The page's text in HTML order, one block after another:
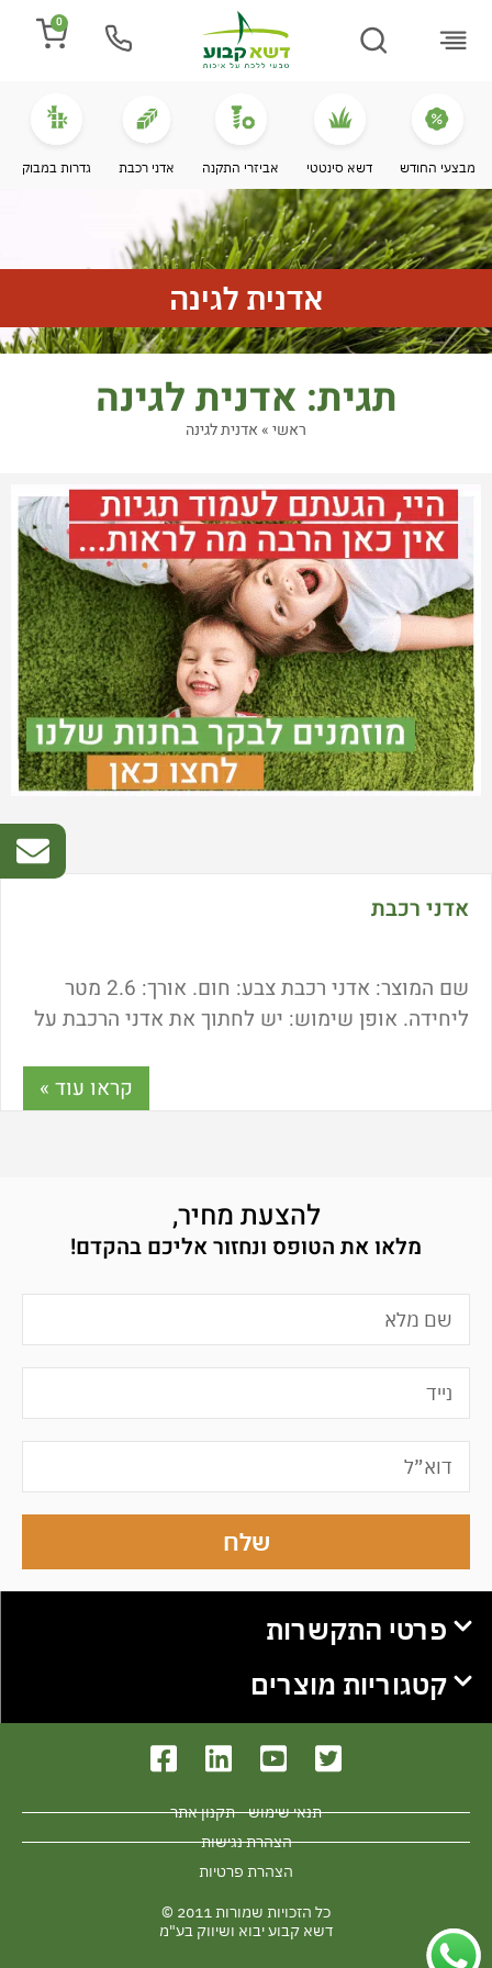
0
מבצעי החודש דשא סינטטי אביזרי התקנה אדני רכבת גדרות במבוק
אדנית לגינה
תגית: אדנית לגינה
ראשי»אדנית לגינה
אדני רכבת
שם המוצר: אדני רכבת צבע: חום. אורך: 2.6 מטר
ליחידה. אופן שימוש: יש לחתוך את אדני הרכבת על
קראו עוד »
להצעת מחיר,
מלאו את הטופס ונחזור אליכם בהקדם!
שלח
פרטי התקשרות
קטגוריות מוצרים
תנאי שימוש - תקנון אתר
הצהרת נגישות
הצהרת פרטיות
כל הזכויות שמורות 2011 ©
דשא קבוע יבוא ושיווק בע"מ